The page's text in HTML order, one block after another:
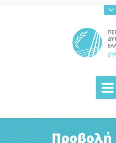
Προβολή